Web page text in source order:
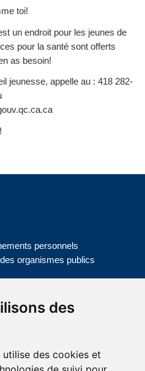
des
utilise des cookies et
toi!
un endroit pour les jeunes de
pour la santé sont offerts
as besoin!
jeunesse, appelle au : 418 282-
personnels
organismes publics